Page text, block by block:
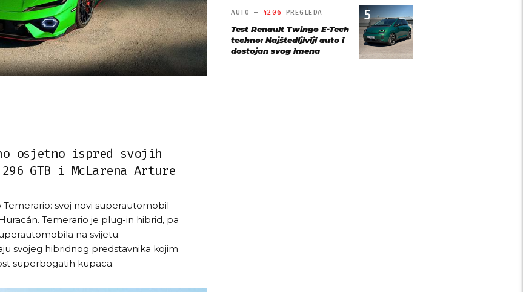
osjetno ispred svojih
GTB i McLarena Arture
svoj novi superautomobil
Temerario je plug-in hibrid, pa
na svijetu:
svojeg hibridnog predstavnika kojim
superbogatih kupaca.
5
AUTO — 4206 PREGLEDA
Test Renault Twingo E-Tech
techno: Najštedljiviji auto i
dostojan svog imena